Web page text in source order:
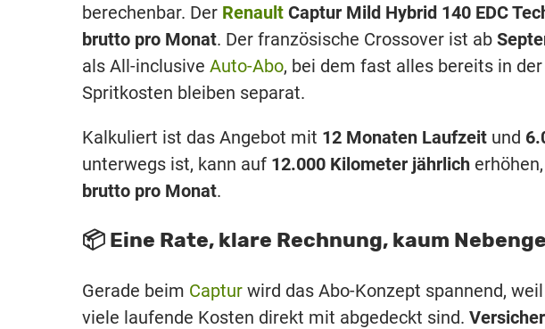
berechenbar. Der Renault Captur Mild Hybrid 140 EDC
brutto pro Monat. Der französische Crossover ist ab
als All-inclusive Auto-Abo, bei dem fast alles bereits in
Spritkosten bleiben separat.
Kalkuliert ist das Angebot mit 12 Monaten Laufzeit und
unterwegs ist, kann auf 12.000 Kilometer jährlich
brutto pro Monat.
📦 Eine Rate, klare Rechnung, kaum
Gerade beim Captur wird das Abo-Konzept spannend,
viele laufende Kosten direkt mit abgedeckt sind.